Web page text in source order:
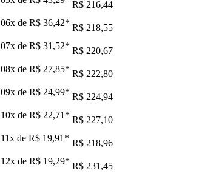
R$ 216,44
06x de R$ 36,42* R$ 218,55
07x de R$ 31,52* R$ 220,67
08x de R$ 27,85* R$ 222,80
09x de R$ 24,99* R$ 224,94
10x de R$ 22,71 * R$ 227,10
11x de R$ 19,91 * R$ 218,96
12x de R$ 19,29* R$ 231,45